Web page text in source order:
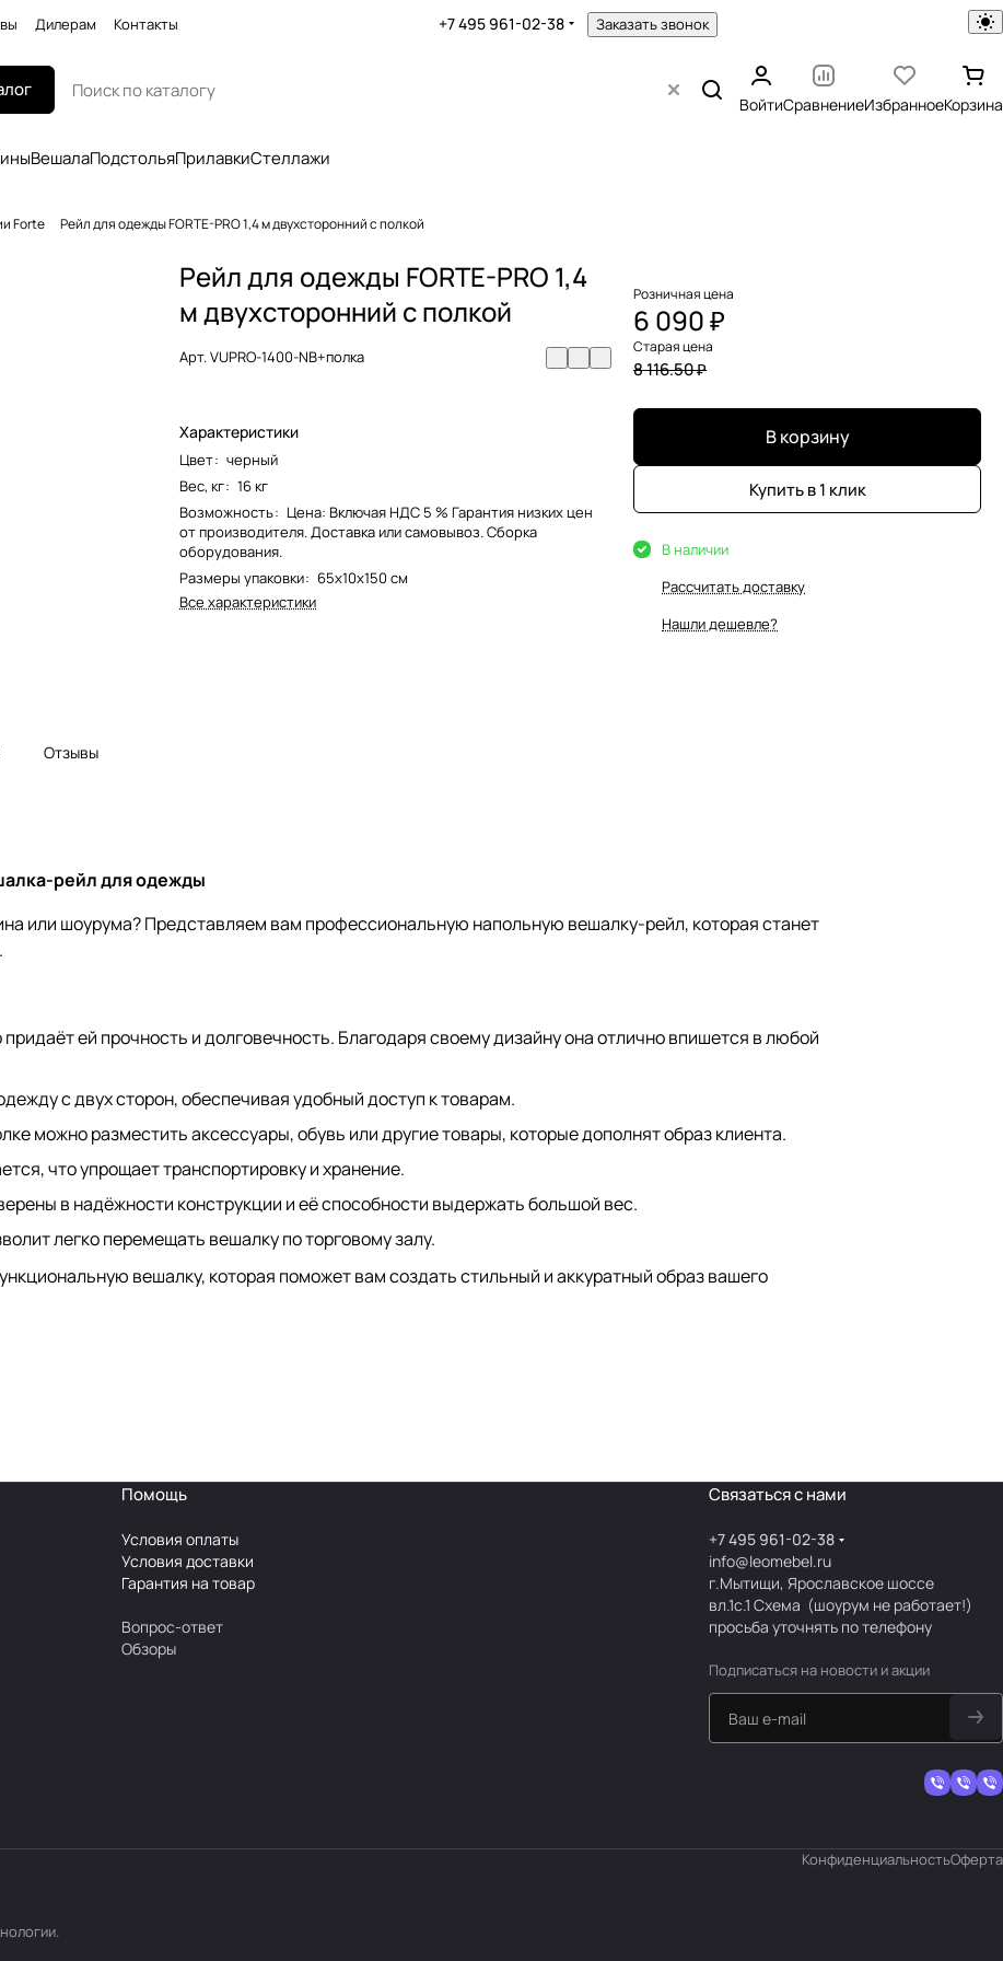
Дилерам Контакты +7 495 961-02-38 Заказать звонок
ВойтиСравнениеИзбранноеКорзина
ВешалаПодстольяПрилавкиСтеллажи
Forte Рейл для одежды FORTE-PRO 1,4 м двухсторонний с полкой
Рейл для одежды FORTE-PRO 1,4
м двухсторонний с полкой
Арт.VUPRO-1400-NB+полка
Характеристики
Цвет: черный
Вес, кг: 16 кг
Возможность: Цена: Включая НДС 5 % Гарантия низких цен
от производителя. Доставка или самовывоз. Сборка
оборудования.
Размеры упаковки: 65x10x150 см
Все характеристики
Розничная цена
6 090 ₽
Старая цена
8 116.50 ₽
В корзину
Купить в 1 клик
В наличии
Рассчитать доставку
Нашли дешевле?
Отзывы
рейл для одежды
или шоурума? Представляем вам профессиональную напольную вешалку-рейл, которая станет
ей прочность и долговечность. Благодаря своему дизайну она отлично впишется в любой
с двух сторон, обеспечивая удобный доступ к товарам.
можно разместить аксессуары, обувь или другие товары, которые дополнят образ клиента.
что упрощает транспортировку и хранение.
в надёжности конструкции и её способности выдержать большой вес.
легко перемещать вешалку по торговому залу.
вешалку, которая поможет вам создать стильный и аккуратный образ вашего
Помощь
Условия оплаты
Условия доставки
Гарантия на товар
Вопрос-ответ
Обзоры
Связаться с нами
+7 495 961-02-38
info@leomebel.ru
г.Мытищи, Ярославское шоссе
вл.1с.1Схема (шоурум не работает!)
просьба уточнять по телефону
Подписаться на новости и акции
КонфиденциальностьОферта
.